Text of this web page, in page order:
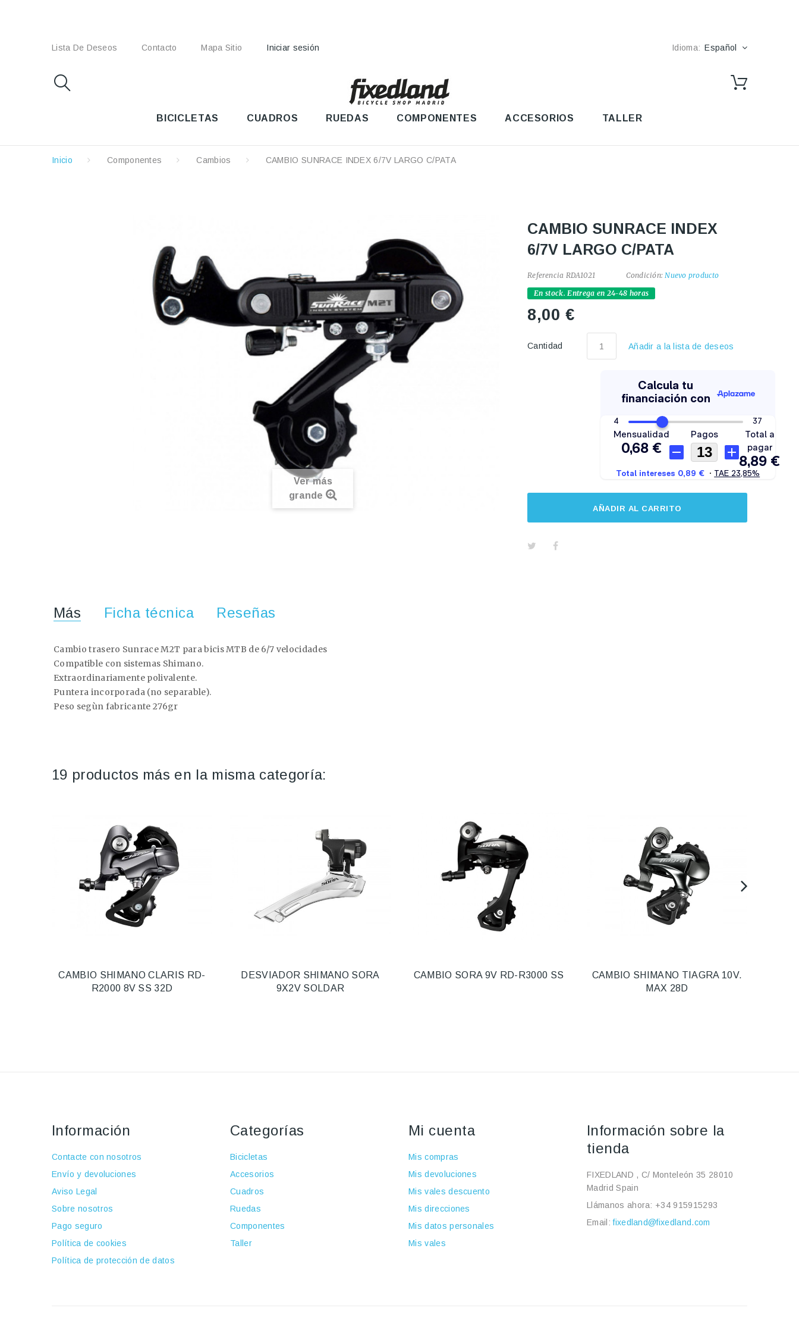
Lista De Deseos Contacto Mapa Sitio Iniciar sesión Idioma: Español
BICICLETAS CUADROS RUEDAS COMPONENTES ACCESORIOS TALLER
Inicio Componentes Cambios CAMBIO SUNRACE INDEX 6/7V LARGO C/PATA
Ver más
grande
CAMBIO SUNRACE INDEX
6/7V LARGO C/PATA
Referencia RDA1021 Condición: Nuevo producto
En stock. Entrega en 24-48 horas
8,00 €
Cantidad Añadir a la lista de deseos
AÑADIR AL CARRITO
Más Ficha técnica Reseñas
Cambio trasero Sunrace M2T para bicis MTB de 6/7 velocidades
Compatible con sistemas Shimano.
Extraordinariamente polivalente.
Puntera incorporada (no separable).
Peso segùn fabricante 276gr
19 productos más en la misma categoría:
CAMBIO SHIMANO CLARIS RD-
R2000 8V SS 32D
DESVIADOR SHIMANO SORA
9X2V SOLDAR
CAMBIO SORA 9V RD-R3000 SS
CAMBIO SHIMANO TIAGRA 10V.
MAX 28D
Información
Contacte con nosotros
Envío y devoluciones
Aviso Legal
Sobre nosotros
Pago seguro
Política de cookies
Política de protección de datos
Categorías
Bicicletas
Accesorios
Cuadros
Ruedas
Componentes
Taller
Mi cuenta
Mis compras
Mis devoluciones
Mis vales descuento
Mis direcciones
Mis datos personales
Mis vales
Información sobre la
tienda
FIXEDLAND , C/ Monteleón 35 28010
Madrid Spain
Llámanos ahora: +34 915915293
Email:fixedland@fixedland.com